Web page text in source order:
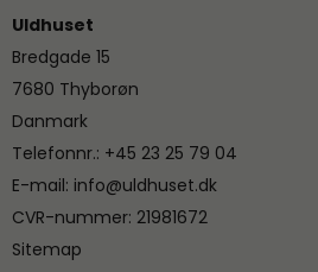
Uldhuset
Bredgade 15
7680 Thyborøn
Danmark
Telefonnr.: +45 23 25 79 04
E-mail: info@uldhuset.dk
CVR-nummer: 21981672
Sitemap